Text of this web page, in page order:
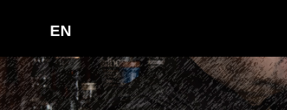
EN